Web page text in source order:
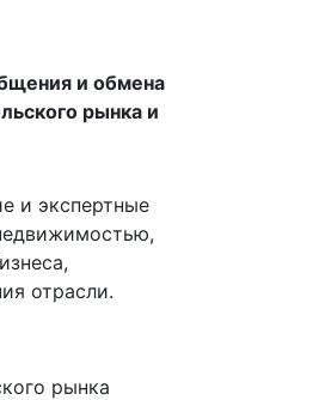
и обмена
рынка и
и экспертные
отрасли.
рынка